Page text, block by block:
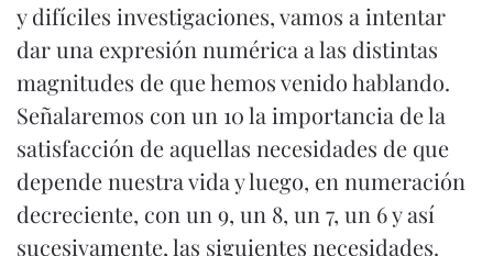
y difíciles investigaciones, vamos a intentar
dar una expresión numérica a las distintas
magnitudes de que hemos venido hablando.
Señalaremos con un 10 la importancia de la
satisfacción de aquellas necesidades de que
depende nuestra vida y luego, en numeración
decreciente, con un 9, un 8, un 7, un 6 y así
sucesivamente, las siguientes necesidades.